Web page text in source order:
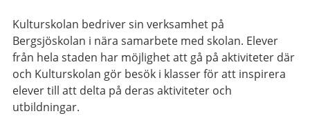
Kulturskolan bedriver sin verksamhet på
Bergsjöskolan i nära samarbete med skolan. Elever
från hela staden har möjlighet att gå på aktiviteter där
och Kulturskolan gör besök i klasser för att inspirera
elever till att delta på deras aktiviteter och
utbildningar.